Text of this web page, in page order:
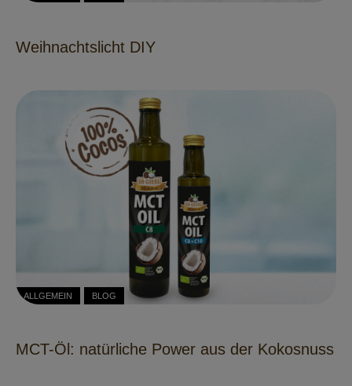
Weihnachtslicht DIY
ALLGEMEIN BLOG
MCT-Öl: natürliche Power aus der Kokosnuss